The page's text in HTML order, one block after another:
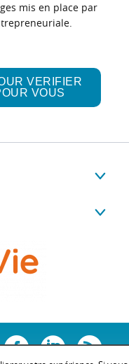
mis en place par
VERIFIER
VOUS